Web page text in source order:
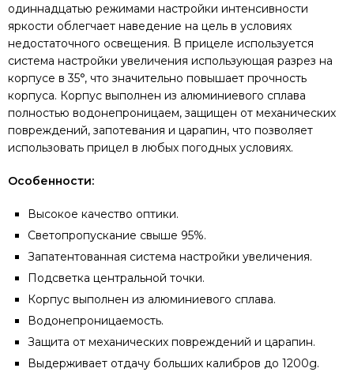
одиннадцатью режимами настройки интенсивности
яркости облегчает наведение на цель в условиях
недостаточного освещения. В прицеле используется
система настройки увеличения использующая разрез на
корпусе в 35°, что значительно повышает прочность
корпуса. Корпус выполнен из алюминиевого сплава
полностью водонепроницаем, защищен от механических
повреждений, запотевания и царапин, что позволяет
использовать прицел в любых погодных условиях.
Особенности:
Высокое качество оптики.
Светопропускание свыше 95%.
Запатентованная система настройки увеличения.
Подcветка центральной точки.
Корпус выполнен из алюминиевого сплава.
Водонепроницаемость.
Защита от механических повреждений и царапин.
Выдерживает отдачу больших калибров до 1200g.